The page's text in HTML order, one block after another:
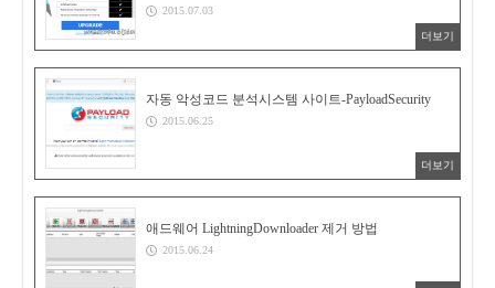
2015.07.03
더보기
자동 악성코드 분석시스템 사이트-PayloadSecurity
2015.06.25
더보기
애드웨어 LightningDownloader 제거 방법
2015.06.24